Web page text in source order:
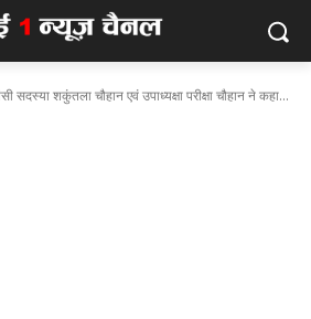
सदस्या शकुंतला चौहान एवं उपाध्यक्षा परीक्षा चौहान ने कहा...